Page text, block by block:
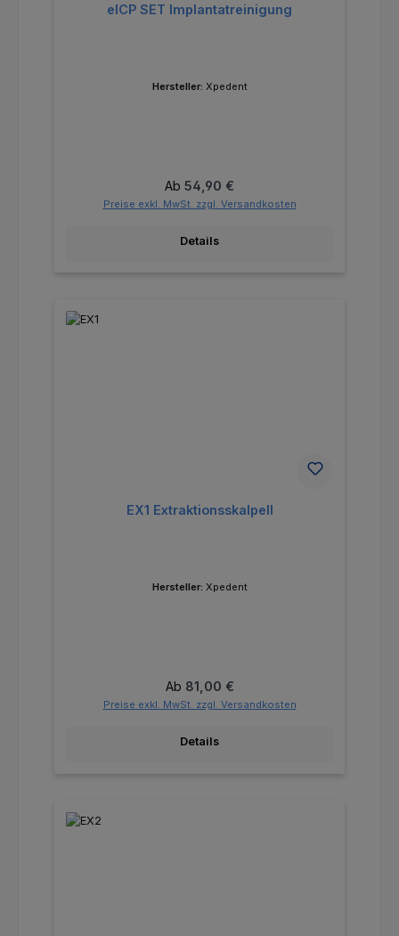
eICP SET Implantatreinigung
Hersteller: Xpedent
Regulärer Preis:
Ab 54,90 €
Preise exkl. MwSt. zzgl. Versandkosten
Details
EX1 Extraktionsskalpell
Hersteller: Xpedent
Regulärer Preis:
Ab 81,00 €
Preise exkl. MwSt. zzgl. Versandkosten
Details